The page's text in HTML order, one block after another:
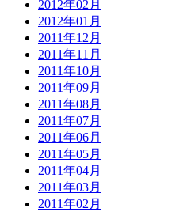
2012年02月
2012年01月
2011年12月
2011年11月
2011年10月
2011年09月
2011年08月
2011年07月
2011年06月
2011年05月
2011年04月
2011年03月
2011年02月